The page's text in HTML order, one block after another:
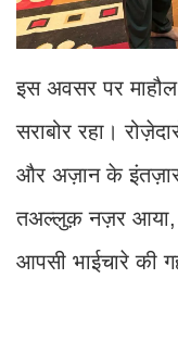
इस अवसर पर
सराबोर रहा।
और अज़ान के
तअल्लुक़ नज़र आया,
आपसी भाईचारे की